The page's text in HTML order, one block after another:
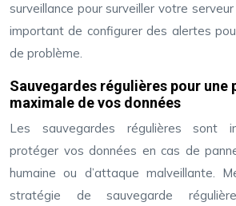
surveillance pour surveiller votre
important de configurer des alertes
de problème.
Sauvegardes régulières pour une
maximale de vos données
Les sauvegardes régulières sont
protéger vos données en cas de
humaine ou d’attaque malveillante.
stratégie de sauvegarde